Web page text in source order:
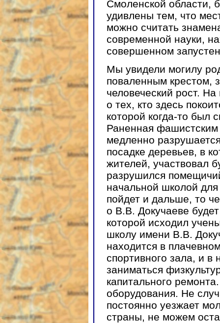
Смоленской области,
удивлены тем, что
можно считать
современной науки,
совершенном
Мы увидели могилу
поваленным крестом,
человеческий рост.
о тех, кто здесь
которой когда-то был
Раненная
медленно
посадке деревьев, в
жителей, участвовал
разрушился
начальной школой
пойдет и дальше, то
о В.В. Докучаеве
которой исходил
школу имени В.В.
находится в
спортивного зала, и
заниматься
капитального
оборудования. Не
постоянно уезжает
страны, не можем